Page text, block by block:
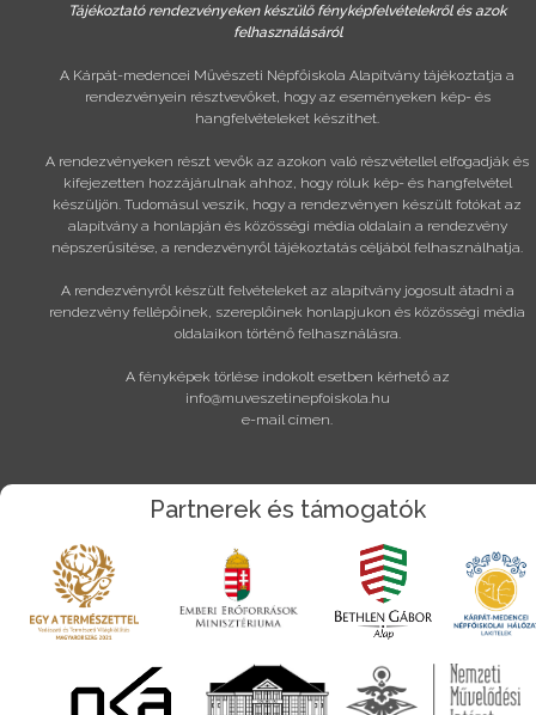
Tájékoztató rendezvényeken készülő fényképfelvételekről és azok
felhasználásáról
A Kárpát-medencei Művészeti Népfőiskola Alapítvány tájékoztatja a
rendezvényein résztvevőket, hogy az eseményeken kép- és
hangfelvételeket készíthet.
A rendezvényeken részt vevők az azokon való részvétellel elfogadják és
kifejezetten hozzájárulnak ahhoz, hogy róluk kép- és hangfelvétel
készüljön. Tudomásul veszik, hogy a rendezvényen készült fotókat az
alapítvány a honlapján és közösségi média oldalain a rendezvény
népszerűsítése, a rendezvényről tájékoztatás céljából felhasználhatja.
A rendezvényről készült felvételeket az alapítvány jogosult átadni a
rendezvény fellépőinek, szereplőinek honlapjukon és közösségi média
oldalaikon történő felhasználásra.
A fényképek törlése indokolt esetben kérhető az
info@muveszetinepfoiskola.hu
e-mail címen.
Partnerek és támogatók